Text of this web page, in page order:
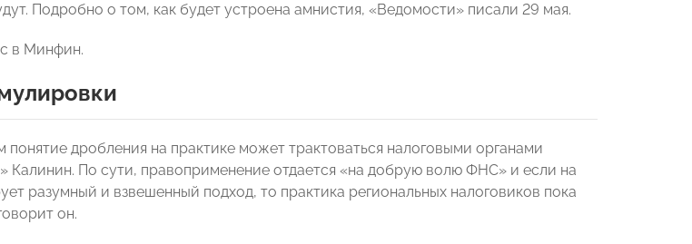
Подробно о том, как будет устроена амнистия, «Ведомости» писали 29 мая.
в Минфин.
дробления на практике может трактоваться налоговыми органами
Калинин. По сути, правоприменение отдается «на добрую волю ФНС» и если на
разумный и взвешенный подход, то практика региональных налоговиков пока
он.